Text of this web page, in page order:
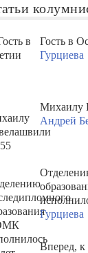
Гость в
Гурциева
Михаилу
Андрей
Гурциева
Вперед, к